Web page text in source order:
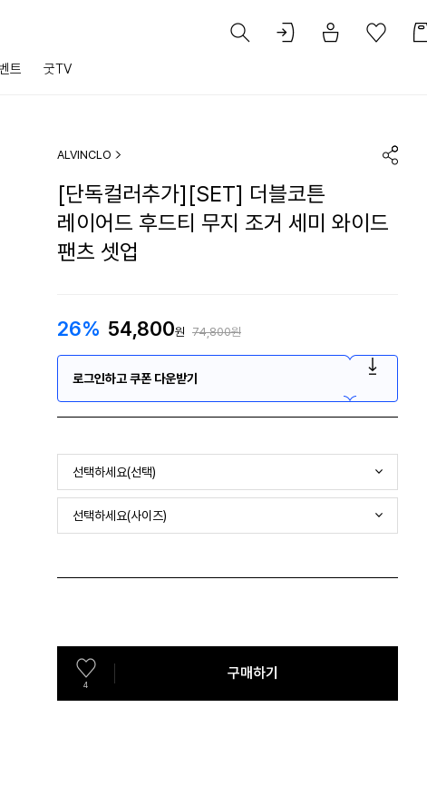
트 굿TV
ALVINCLO
[단독컬러추가][SET] 더블코튼
레이어드 후드티 무지 조거 세미 와이드
팬츠 셋업
26% 54,800원 74,800원
로그인하고 쿠폰 다운받기
선택하세요(선택)
선택하세요(사이즈)
4
구매하기